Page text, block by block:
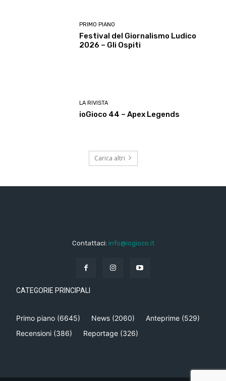
PRIMO PIANO
Festival del Giornalismo Ludico
2026 – Gli Ospiti
LA RIVISTA
ioGioco 44 – Apex Legends
Carica altri
Contattaci: info@iogioco.it
CATEGORIE PRINCIPALI
Primo piano (6645) News (2060) Anteprime (529)
Recensioni (386) Reportage (326)